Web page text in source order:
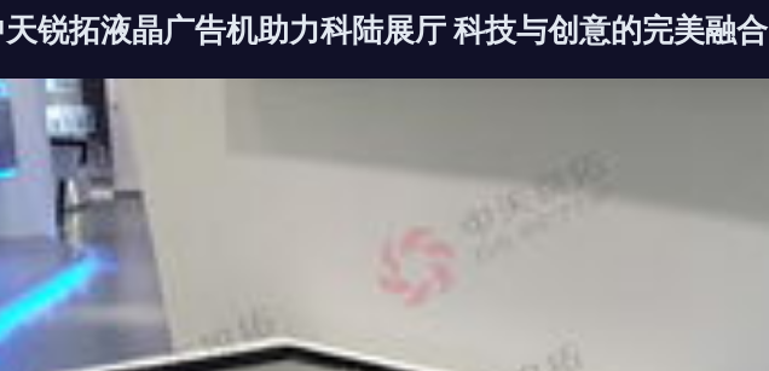
天锐拓液晶广告机助力科陆展厅 科技与创意的完美融合